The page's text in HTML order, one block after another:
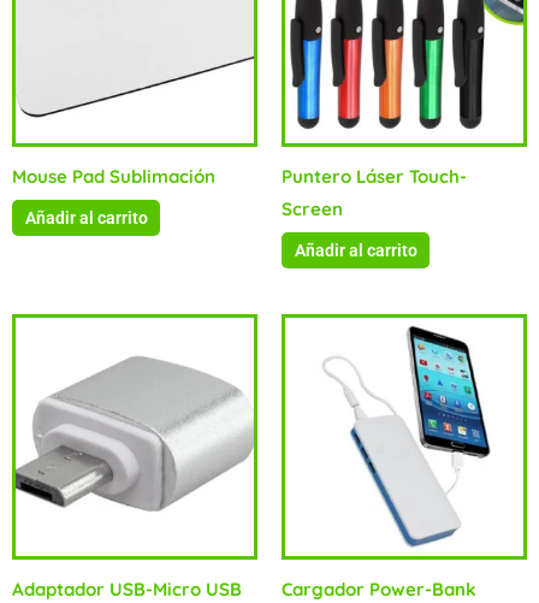
Mouse Pad Sublimación
Añadir al carrito
Puntero Láser Touch-
Screen
Añadir al carrito
Adaptador USB-Micro USB
Cargador Power-Bank